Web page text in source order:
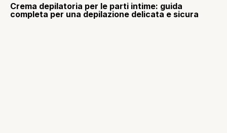
Crema depilatoria per le parti intime: guida
completa per una depilazione delicata e sicura